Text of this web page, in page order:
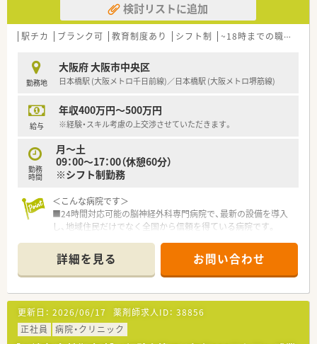
検討リストに追加
駅チカ ブランク可 教育制度あり シフト制 ~18時までの職場
勤務地
大阪府 大阪市中央区
日本橋駅 (大阪メトロ千日前線)／日本橋駅 (大阪メトロ堺筋線)
給与
年収400万円～500万円
※経験・スキル考慮の上交渉させていただきます。
勤務
時間
月～土
09：00～17：00（休憩60分）
※シフト制勤務
＜こんな病院です＞
■24時間対応可能の脳神経外科専門病院で、最新の設備を導入
し、地域住民だけでなく全国から信頼を得ている病院です。
極的に行っています。
■病院での経験は不問、専門病院でスキルアップしたい方におす
すめです。
詳細を見る お問い合わせ
更新日： 2026/06/17 薬剤師求人ID： 38856
正社員
病院・クリニック